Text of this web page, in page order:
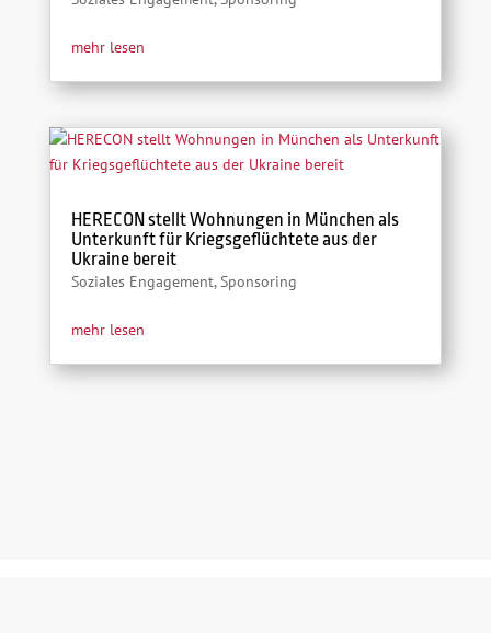
mehr lesen
HERECON stellt Wohnungen in München als
Unterkunft für Kriegsgeflüchtete aus der
Ukraine bereit
Soziales Engagement,Sponsoring
mehr lesen